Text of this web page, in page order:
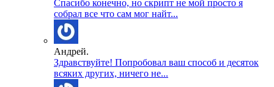
Спасибо конечно, но скрипт не мой просто я
собрал все что сам мог найт...
Андрей.
Здравствуйте! Попробовал ваш способ и десяток
всяких других, ничего не...